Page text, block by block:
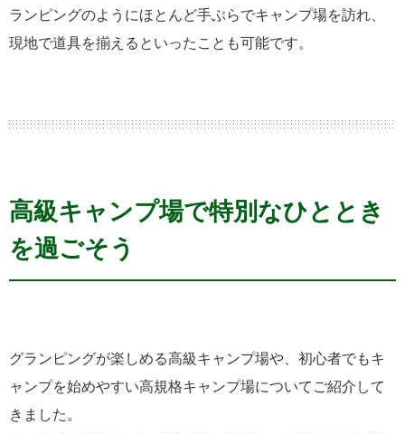
ランピングのようにほとんど手ぶらでキャンプ場を訪れ、
現地で道具を揃えるといったことも可能です。
高級キャンプ場で特別なひととき
を過ごそう
グランピングが楽しめる高級キャンプ場や、初心者でもキ
ャンプを始めやすい高規格キャンプ場についてご紹介して
きました。